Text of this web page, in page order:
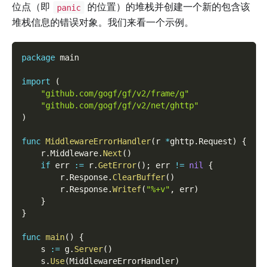
位点（即
panic
的位置）的堆栈并创建一个新的包含该
堆栈信息的错误对象。我们来看一个示例。
package main
import
(
"github.com/gogf/gf/v2/frame/g"
"github.com/gogf/gf/v2/net/ghttp"
)
func MiddlewareErrorHandler( r *ghttp. Request)
{
    r
.Middleware. Next ( )
if err := r.GetError( ) ; err != nil
{
        r
. Response. ClearBuffer( )
        r
. Response.Writef( "%+v" , err)
}
}
func main( )
{
    s
:= g. Server( )
    s
. Use(MiddlewareErrorHandler)